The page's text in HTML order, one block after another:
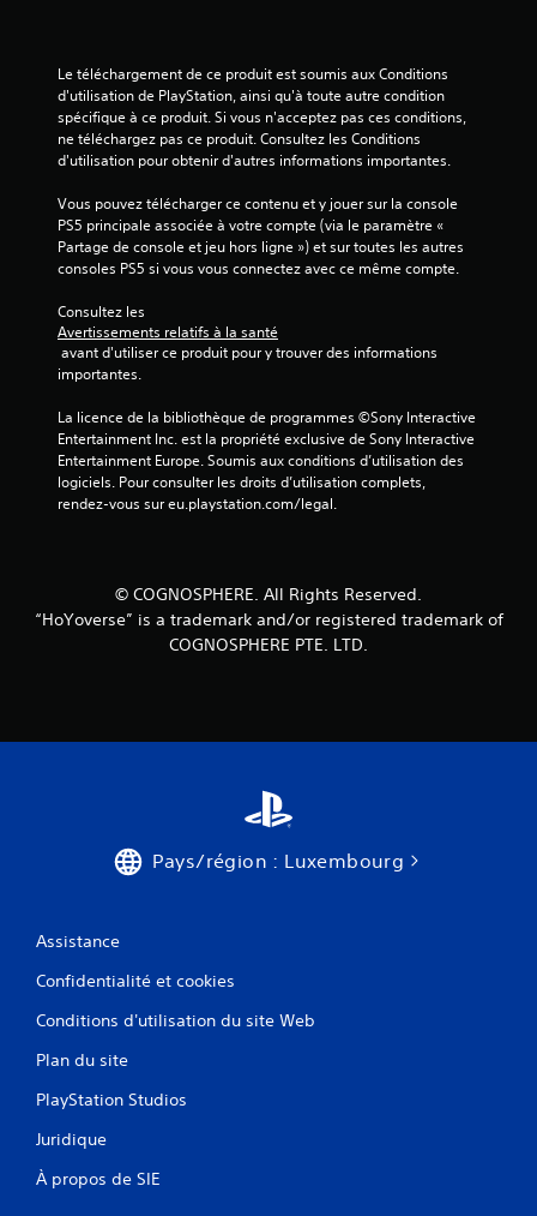
Le téléchargement de ce produit est soumis aux Conditions
d'utilisation de PlayStation, ainsi qu'à toute autre condition
spécifique à ce produit. Si vous n'acceptez pas ces conditions,
ne téléchargez pas ce produit. Consultez les Conditions
d'utilisation pour obtenir d'autres informations importantes.
Vous pouvez télécharger ce contenu et y jouer sur la console
PS5 principale associée à votre compte (via le paramètre «
Partage de console et jeu hors ligne ») et sur toutes les autres
consoles PS5 si vous vous connectez avec ce même compte.
Consultez les
Avertissements relatifs à la santé
importantes.
La licence de la bibliothèque de programmes ©Sony Interactive
Entertainment Inc. est la propriété exclusive de Sony Interactive
Entertainment Europe. Soumis aux conditions d’utilisation des
logiciels. Pour consulter les droits d’utilisation complets,
rendez-vous sur eu.playstation.com/legal.
© COGNOSPHERE. All Rights Reserved.
“HoYoverse” is a trademark and/or registered trademark of
COGNOSPHERE PTE. LTD.
Pays/région : Luxembourg
Assistance
Confidentialité et cookies
Conditions d'utilisation du site Web
Plan du site
PlayStation Studios
Juridique
À propos de SIE